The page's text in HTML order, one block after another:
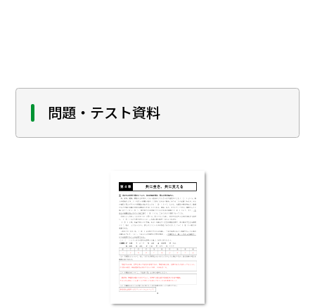
た。また，研究内容が汎化し， 皆さんの防
災対策に役立つことが目標でもあります。
問題・テスト資料